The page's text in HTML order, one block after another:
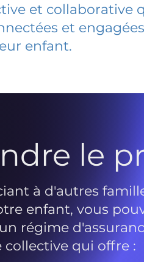
et collaborative
et
enfant.
le
à d'autres
enfant, vous
régime
collective qui offre :